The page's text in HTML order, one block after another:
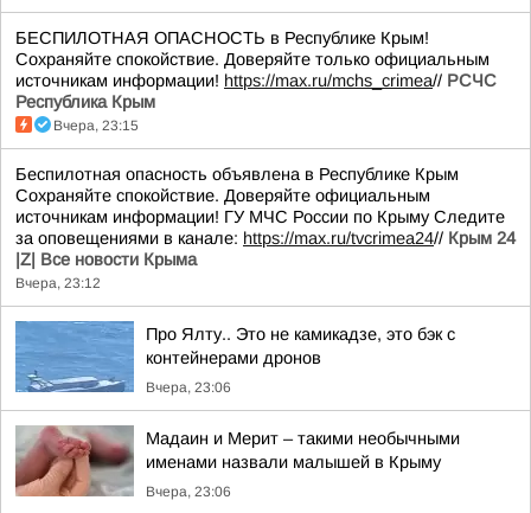
БЕСПИЛОТНАЯ ОПАСНОСТЬ в Республике Крым!
Сохраняйте спокойствие. Доверяйте только официальным
источникам информации! https://max.ru/mchs_crimea// РСЧС
Республика Крым
Вчера, 23:15
Беспилотная опасность объявлена в Республике Крым
Сохраняйте спокойствие. Доверяйте официальным
источникам информации! ГУ МЧС России по Крыму Следите
за оповещениями в канале: https://max.ru/tvcrimea24// Крым 24
|Z| Все новости Крыма
Вчера, 23:12
Про Ялту.. Это не камикадзе, это бэк с
контейнерами дронов
Вчера, 23:06
Мадаин и Мерит – такими необычными
именами назвали малышей в Крыму
Вчера, 23:06